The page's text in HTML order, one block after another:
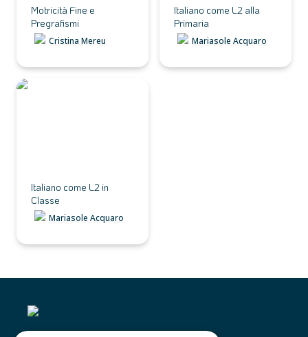
Motricità Fine e
Pregrafismi
Cristina Mereu
Italiano come L2 alla
Primaria
Mariasole Acquaro
Italiano come L2 in
Italiano come L2 in
Classe
Mariasole Acquaro